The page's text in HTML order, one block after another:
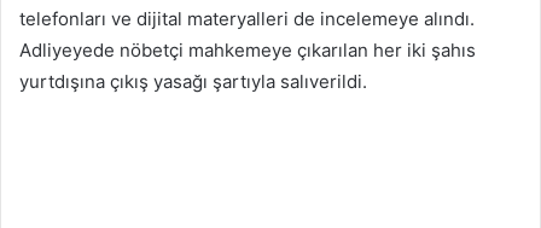
telefonları ve dijital materyalleri de incelemeye alındı.
Adliyeyede nöbetçi mahkemeye çıkarılan her iki şahıs
yurtdışına çıkış yasağı şartıyla salıverildi.